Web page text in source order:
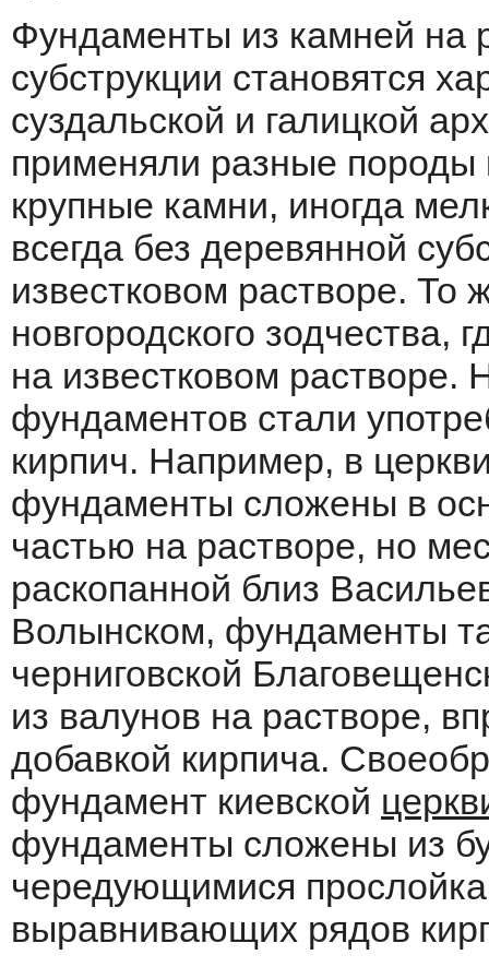
Фундаменты из камней на
субструкции становятся
суздальской и галицкой
применяли разные породы
крупные камни, иногда
всегда без деревянной
известковом растворе. То
новгородского
на известковом
фундаментов стали
кирпич. Например, в
фундаменты сложены в
частью на растворе, но
раскопанной близ
Волынском, фундаменты
черниговской
из валунов на растворе,
добавкой кирпича.
фундамент киевской
фундаменты сложены из
чередующимися
выравнивающих рядов